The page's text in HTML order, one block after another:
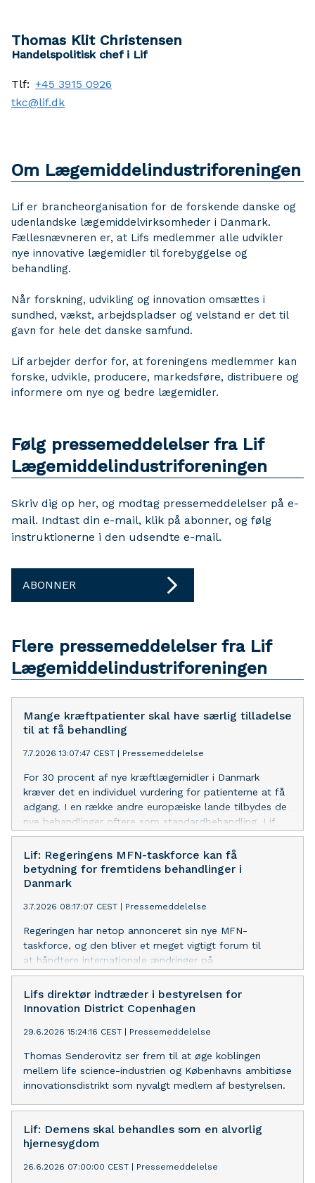
Thomas Klit Christensen
Handelspolitisk chef i Lif
Tlf: +45 3915 0926
tkc@lif.dk
Om Lægemiddelindustriforeningen
Lif er brancheorganisation for de forskende danske og
udenlandske lægemiddelvirksomheder i Danmark.
Fællesnævneren er, at Lifs medlemmer alle udvikler
nye innovative lægemidler til forebyggelse og
behandling.
Når forskning, udvikling og innovation omsættes i
sundhed, vækst, arbejdspladser og velstand er det til
gavn for hele det danske samfund.
Lif arbejder derfor for, at foreningens medlemmer kan
forske, udvikle, producere, markedsføre, distribuere og
informere om nye og bedre lægemidler.
Følg pressemeddelelser fra Lif
Lægemiddelindustriforeningen
Skriv dig op her, og modtag pressemeddelelser på e-
mail. Indtast din e-mail, klik på abonner, og følg
instruktionerne i den udsendte e-mail.
ABONNER
Flere pressemeddelelser fra Lif
Lægemiddelindustriforeningen
Mange kræftpatienter skal have særlig tilladelse
til at få behandling
7.7.2026 13:07:47 CEST Pressemeddelelse
For 30 procent af nye kræftlægemidler i Danmark
kræver det en individuel vurdering for patienterne at få
adgang. I en række andre europæiske lande tilbydes de
nye behandlinger oftere som standardbehandling. Lif
efterlyser et ændret fokus i Medicinrådet.
Lif: Regeringens MFN-taskforce kan få
betydning for fremtidens behandlinger i
Danmark
3.7.2026 08:17:07 CEST Pressemeddelelse
Regeringen har netop annonceret sin nye MFN-
taskforce, og den bliver et meget vigtigt forum til
at håndtere internationale ændringer på
lægemiddelområdet og beskytte patienternes adgang til
nye og bedre behandlinger, mener Lif.
Lifs direktør indtræder i bestyrelsen for
Innovation District Copenhagen
29.6.2026 15:24:16 CEST Pressemeddelelse
Thomas Senderovitz ser frem til at øge koblingen
mellem life science-industrien og Københavns ambitiøse
innovationsdistrikt som nyvalgt medlem af bestyrelsen.
Lif: Demens skal behandles som en alvorlig
hjernesygdom
26.6.2026 07:00:00 CEST Pressemeddelelse